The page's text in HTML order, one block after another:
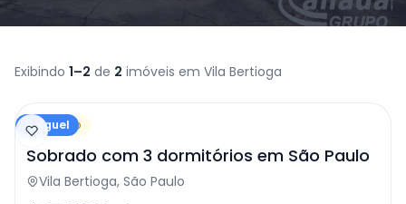
Exibindo 1–2 de 2 imóveis em Vila Bertioga
Aluguel
Sobrado
Sobrado com 3 dormitórios em São Paulo
Vila Bertioga, São Paulo